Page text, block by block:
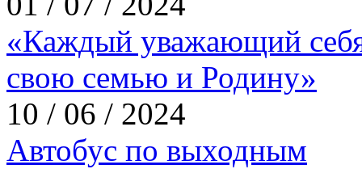
«Каждый уважающий
свою семью и Родину»
10 / 06 / 2024
Автобус по выходным